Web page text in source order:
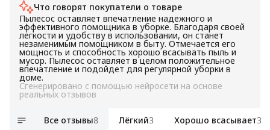
4 звезды
3 звезды
0
2 звезды
1 звезда
Что говорят покупатели о товаре
Пылесос оставляет впечатление надежного и
эффективного помощника в уборке. Благодаря своей
легкости и удобству в использовании, он станет
незаменимым помощником в быту. Отмечается его
мощность и способность хорошо всасывать пыль и
мусор. Пылесос оставляет в целом положительное
впечатление и подойдет для регулярной уборки в
доме.
Сгенерировано с помощью нейросети на основе
реальных отзывов
Все отзывы8 Лёгкий3 Хорошо всасывает3